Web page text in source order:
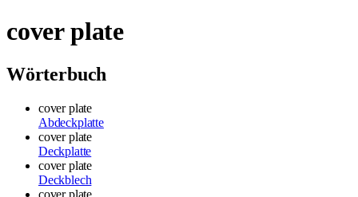
cover plate
Wörterbuch
cover plate
Abdeckplatte
cover plate
Deckplatte
cover plate
Deckblech
cover plate